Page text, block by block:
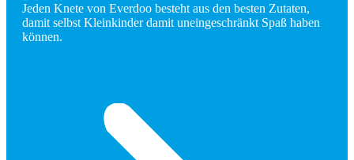
Jeden Knete von Everdoo besteht aus den besten Zutaten,
damit selbst Kleinkinder damit uneingeschränkt Spaß haben
können.